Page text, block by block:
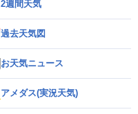
2週間天気
過去天気図
お天気ニュース
アメダス(実況天気)